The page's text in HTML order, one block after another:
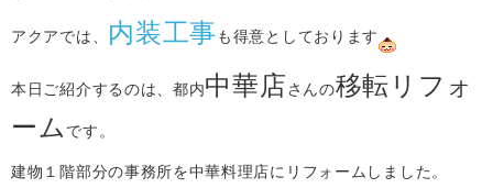
アクアでは、 内装工事 も得意としております
本日ご紹介するのは、都内中華店さんの移転リフォ
ーム です。
建物１階部分の事務所を中華料理店にリフォームしました。